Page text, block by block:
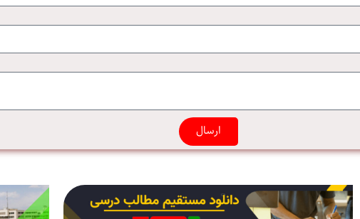
ارسال